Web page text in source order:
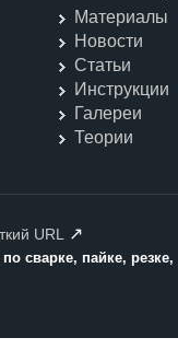
Материалы
Новости
Статьи
Инструкции
Галереи
Теории
URL ↗
сварке, пайке,